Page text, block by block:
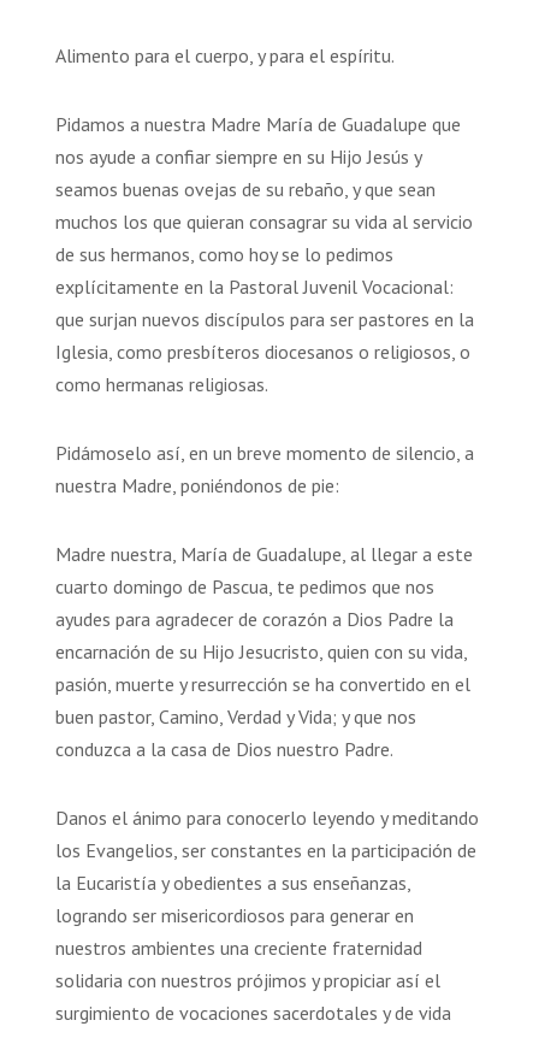
Alimento para el cuerpo, y para el espíritu.
Pidamos a nuestra Madre María de Guadalupe que
nos ayude a confiar siempre en su Hijo Jesús y
seamos buenas ovejas de su rebaño, y que sean
muchos los que quieran consagrar su vida al servicio
de sus hermanos, como hoy se lo pedimos
explícitamente en la Pastoral Juvenil Vocacional:
que surjan nuevos discípulos para ser pastores en la
Iglesia, como presbíteros diocesanos o religiosos, o
como hermanas religiosas.
Pidámoselo así, en un breve momento de silencio, a
nuestra Madre, poniéndonos de pie:
Madre nuestra, María de Guadalupe, al llegar a este
cuarto domingo de Pascua, te pedimos que nos
ayudes para agradecer de corazón a Dios Padre la
encarnación de su Hijo Jesucristo, quien con su vida,
pasión, muerte y resurrección se ha convertido en el
buen pastor, Camino, Verdad y Vida; y que nos
conduzca a la casa de Dios nuestro Padre.
Danos el ánimo para conocerlo leyendo y meditando
los Evangelios, ser constantes en la participación de
la Eucaristía y obedientes a sus enseñanzas,
logrando ser misericordiosos para generar en
nuestros ambientes una creciente fraternidad
solidaria con nuestros prójimos y propiciar así el
surgimiento de vocaciones sacerdotales y de vida